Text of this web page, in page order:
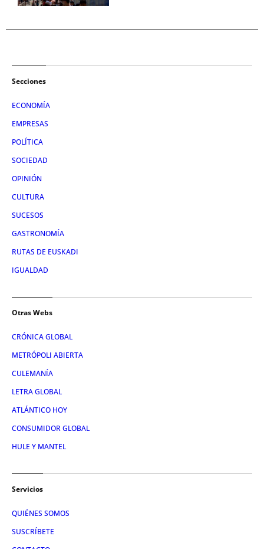
Secciones
ECONOMÍA
EMPRESAS
POLÍTICA
SOCIEDAD
OPINIÓN
CULTURA
SUCESOS
GASTRONOMÍA
RUTAS DE EUSKADI
IGUALDAD
Otras Webs
CRÓNICA GLOBAL
METRÓPOLI ABIERTA
CULEMANÍA
LETRA GLOBAL
ATLÁNTICO HOY
CONSUMIDOR GLOBAL
HULE Y MANTEL
Servicios
QUIÉNES SOMOS
SUSCRÍBETE